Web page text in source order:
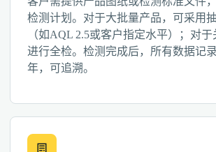
检测计划。对于大批量产品，可采用
（如AQL 2.5或客户指定水平）；对
进行全检。检测完成后，所有数据记
年，可追溯。